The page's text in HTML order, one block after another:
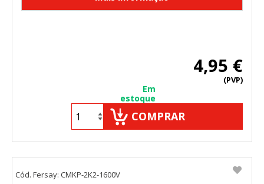
4,95 €
(PVP)
Em
estoque
COMPRAR
Cód. Fersay: CMKP-2K2-1600V